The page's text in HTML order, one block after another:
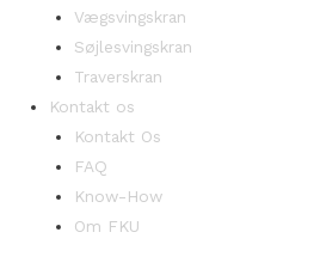
Vægsvingskran
Søjlesvingskran
Traverskran
Kontakt os
Kontakt Os
FAQ
Know-How
Om FKU